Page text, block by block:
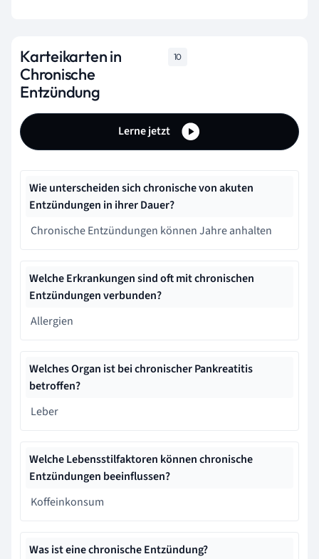
Karteikarten in
Chronische
Entzündung
10
Lerne jetzt
Wie unterscheiden sich chronische von akuten
Entzündungen in ihrer Dauer?
Chronische Entzündungen können Jahre anhalten
Welche Erkrankungen sind oft mit chronischen
Entzündungen verbunden?
Allergien
Welches Organ ist bei chronischer Pankreatitis
betroffen?
Leber
Welche Lebensstilfaktoren können chronische
Entzündungen beeinflussen?
Koffeinkonsum
Was ist eine chronische Entzündung?